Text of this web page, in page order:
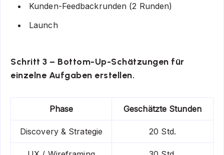
Kunden-Feedbackrunden (2 Runden)
Launch
Schritt 3 – Bottom-Up-Schätzungen für
einzelne Aufgaben erstellen.
Phase Geschätzte Stunden
Discovery & Strategie 20 Std.